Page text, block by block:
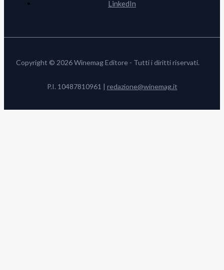
LinkedIn
Copyright © 2026 Winemag Editore - Tutti i diritti riservati.
P.I. 10487810961 | redazione@winemag.it